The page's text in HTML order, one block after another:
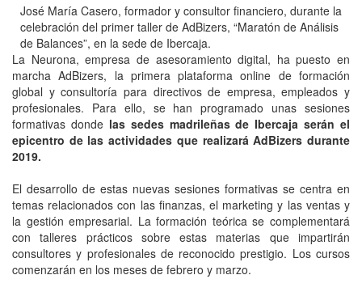
José María Casero, formador y consultor financiero, durante la
celebración del primer taller de AdBizers, “Maratón de Análisis
de Balances”, en la sede de Ibercaja.
La Neurona, empresa de asesoramiento digital, ha puesto en
marcha AdBizers, la primera plataforma online de formación
global y consultoría para directivos de empresa, empleados y
profesionales. Para ello, se han programado unas sesiones
formativas donde las sedes madrileñas de Ibercaja serán el
epicentro de las actividades que realizará AdBizers durante
2019.
El desarrollo de estas nuevas sesiones formativas se centra en
temas relacionados con las finanzas, el marketing y las ventas y
la gestión empresarial. La formación teórica se complementará
con talleres prácticos sobre estas materias que impartirán
consultores y profesionales de reconocido prestigio. Los cursos
comenzarán en los meses de febrero y marzo.